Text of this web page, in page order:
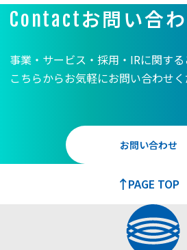
Contactお問い合
事業・サービス・採用・IRに関す
こちらからお気軽にお問い合わせく
お問い合わせ
PAGE TOP